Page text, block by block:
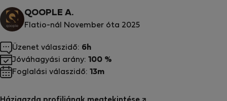
QOOPLE A.
Flatio-nál November óta 2025
Üzenet válaszidő: 6h
Jóváhagyási arány: 100 %
Foglalási válaszidő: 13m